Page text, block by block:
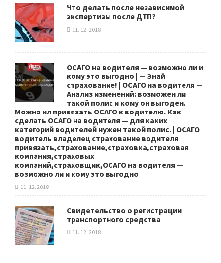
Что делать после независимой
экспертизы после ДТП?
11. 12. 2018
ОСАГО на водителя — возможно ли и
кому это выгодно | — Знай
страхование! | ОСАГО на водителя —
Анализ изменений: возможен ли
такой полис и кому он выгоден.
Можно ил привязать ОСАГО к водителю. Как
сделать ОСАГО на водителя — для каких
категорий водителей нужен такой полис. | ОСАГО
водитель владелец страхование водителя
привязать,страхование,страховка,страховая
компания,страховых
компаний,страховщик,ОСАГО на водителя —
возможно ли и кому это выгодно
11. 12. 2018
Свидетельство о регистрации
транспортного средства
11. 12. 2018